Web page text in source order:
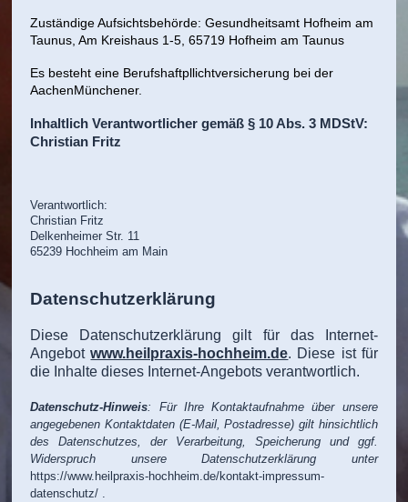
Zuständige Aufsichtsbehörde: Gesundheitsamt Hofheim am
Taunus, Am Kreishaus 1-5, 65719 Hofheim am Taunus
Es besteht eine Berufshaftpllichtversicherung bei der
AachenMünchener.
Inhaltlich Verantwortlicher gemäß § 10 Abs. 3 MDStV:
Christian Fritz
Verantwortlich:
Christian Fritz
Delkenheimer Str. 11
65239 Hochheim am Main
Datenschutzerklärung
Diese Datenschutzerklärung gilt für das Internet-
Angebot www.heilpraxis-hochheim.de. Diese ist für
die Inhalte dieses Internet-Angebots verantwortlich.
Datenschutz-Hinweis: Für Ihre Kontaktaufnahme über unsere
angegebenen Kontaktdaten (E-Mail, Postadresse) gilt hinsichtlich
des Datenschutzes, der Verarbeitung, Speicherung und ggf.
Widerspruch unsere Datenschutzerklärung unter
https://www.heilpraxis-hochheim.de/kontakt-impressum-
datenschutz/ .